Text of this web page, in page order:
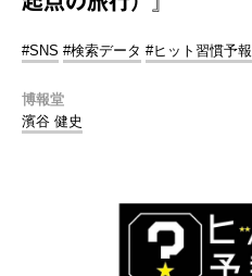
#SNS #検索データ #ヒット習慣予報
博報堂
濱谷 健史